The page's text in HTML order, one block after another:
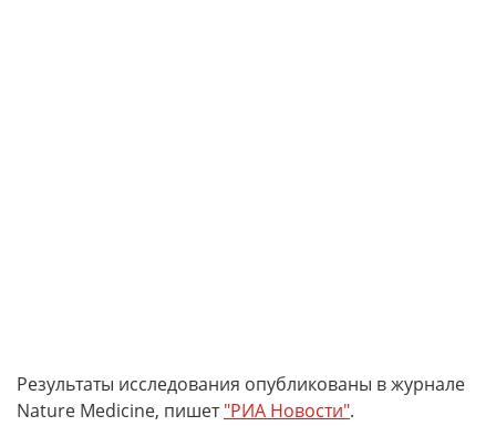
Результаты исследования опубликованы в журнале
Nature Medicine, пишет"РИА Новости".